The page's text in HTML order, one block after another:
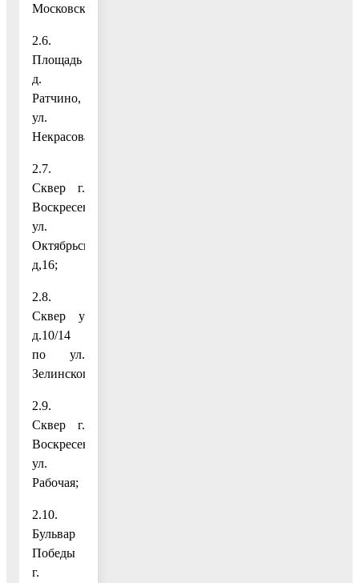
Московская;
2.6.
Площадь
д.
Ратчино,
ул.
Некрасова;
2.7.
Сквер г.
Воскресенск,
ул.
Октябрьская,
д,16;
2.8.
Сквер у
д.10/14
по ул.
Зелинского;
2.9.
Сквер г.
Воскресенск,
ул.
Рабочая;
2.10.
Бульвар
Победы
г.